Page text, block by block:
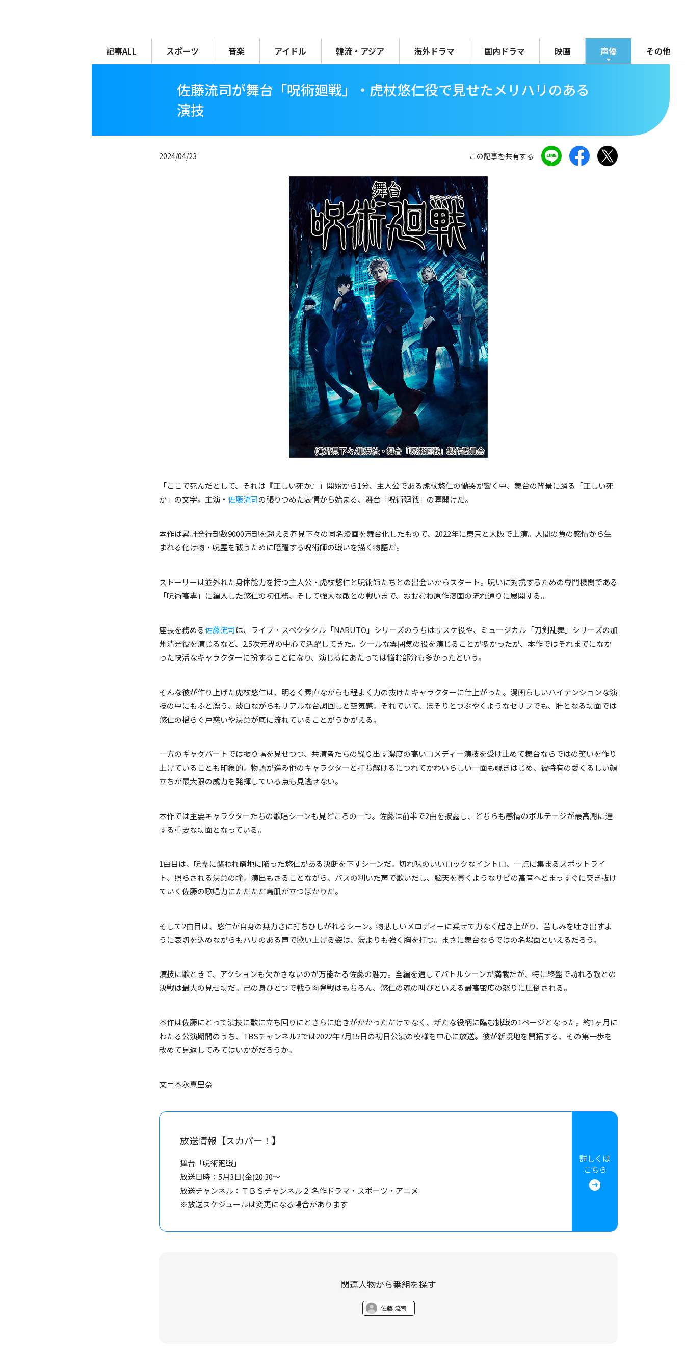
記事ALL スポーツ 音楽 アイドル 韓流・アジア 海外ドラマ 国内ドラマ 映画 声優 その他
佐藤流司が舞台「呪術廻戦」・虎杖悠仁役で見せたメリハリのある
演技
2024/04/23 この記事を共有する
「ここで死んだとして、それは『正しい死か』」――開始から1分、主人公である虎杖悠仁の慟哭が響く中、舞台の背景に踊る「正しい死
か」の文字。主演・ 佐藤流司の張りつめた表情から始まる、舞台「呪術廻戦」の幕開けだ。
本作は累計発行部数9000万部を超える芥見下々の同名漫画を舞台化したもので、2022年に東京と大阪で上演。人間の負の感情から生
まれる化け物・呪霊を祓うために暗躍する呪術師の戦いを描く物語だ。
ストーリーは並外れた身体能力を持つ主人公・虎杖悠仁と呪術師たちとの出会いからスタート。呪いに対抗するための専門機関である
「呪術高専」に編入した悠仁の初任務、そして強大な敵との戦いまで、おおむね原作漫画の流れ通りに展開する。
座長を務める佐藤流司は、ライブ・スペクタクル「NARUTO」シリーズのうちはサスケ役や、ミュージカル「刀剣乱舞」シリーズの加
州清光役を演じるなど、2.5次元界の中心で活躍してきた。クールな雰囲気の役を演じることが多かったが、本作ではそれまでになか
った快活なキャラクターに扮することになり、演じるにあたっては悩む部分も多かったという。
そんな彼が作り上げた虎杖悠仁は、明るく素直ながらも程よく力の抜けたキャラクターに仕上がった。漫画らしいハイテンションな演
技の中にもふと漂う、淡白ながらもリアルな台詞回しと空気感。それでいて、ぼそりとつぶやくようなセリフでも、肝となる場面では
悠仁の揺らぐ戸惑いや決意が底に流れていることがうかがえる。
一方のギャグパートでは振り幅を見せつつ、共演者たちの繰り出す濃度の高いコメディー演技を受け止めて舞台ならではの笑いを作り
上げていることも印象的。物語が進み他のキャラクターと打ち解けるにつれてかわいらしい一面も覗きはじめ、彼特有の愛くるしい顔
立ちが最大限の威力を発揮している点も見逃せない。
本作では主要キャラクターたちの歌唱シーンも見どころの一つ。佐藤は前半で2曲を披露し、どちらも感情のボルテージが最高潮に達
する重要な場面となっている。
1曲目は、呪霊に襲われ窮地に陥った悠仁がある決断を下すシーンだ。切れ味のいいロックなイントロ、一点に集まるスポットライ
ト、照らされる決意の瞳。演出もさることながら、バスの利いた声で歌いだし、脳天を貫くようなサビの高音へとまっすぐに突き抜け
ていく佐藤の歌唱力にただただ鳥肌が立つばかりだ。
そして2曲目は、悠仁が自身の無力さに打ちひしがれるシーン。物悲しいメロディーに乗せて力なく起き上がり、苦しみを吐き出すよ
うに哀切を込めながらもハリのある声で歌い上げる姿は、涙よりも強く胸を打つ。まさに舞台ならではの名場面といえるだろう。
演技に歌ときて、アクションも欠かさないのが万能たる佐藤の魅力。全編を通してバトルシーンが満載だが、特に終盤で訪れる敵との
決戦は最大の見せ場だ。己の身ひとつで戦う肉弾戦はもちろん、悠仁の魂の叫びといえる最高密度の怒りに圧倒される。
本作は佐藤にとって演技に歌に立ち回りにとさらに磨きがかかっただけでなく、新たな役柄に臨む挑戦の1ページとなった。約1ヶ月に
わたる公演期間のうち、TBSチャンネル2では2022年7月15日の初日公演の模様を中心に放送。彼が新境地を開拓する、その第一歩を
改めて見返してみてはいかがだろうか。
文＝本永真里奈
放送情報【スカパー！】
舞台「呪術廻戦」
放送日時：5月3日(金)20:30～
放送チャンネル：ＴＢＳチャンネル２ 名作ドラマ・スポーツ・アニメ
※放送スケジュールは変更になる場合があります
詳しくは
こちら
関連人物から番組を探す
佐藤 流司